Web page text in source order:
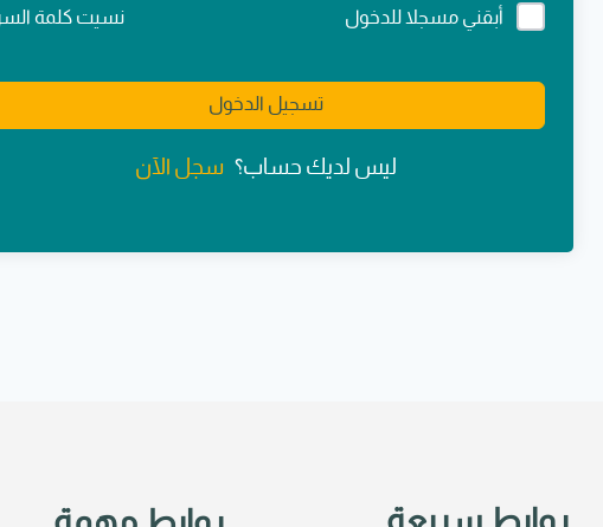
Alternative:
أبقني مسجلا للدخول نسيت كلمة
تسجيل الدخول
ليس لديك حساب؟ سجل الآن